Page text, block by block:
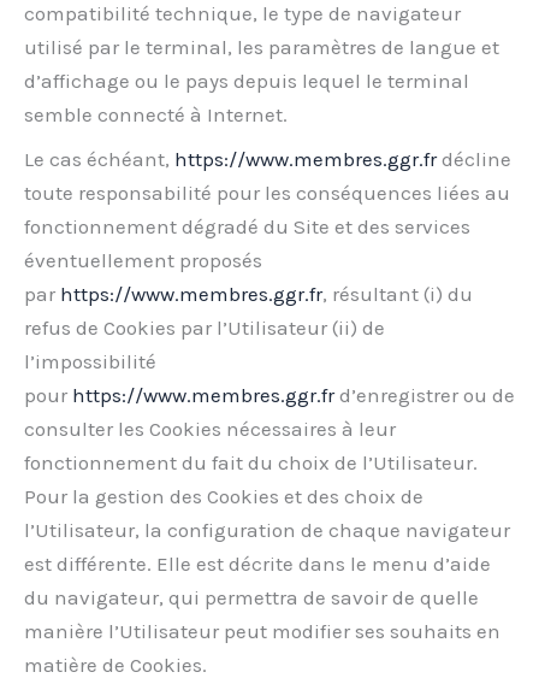
compatibilité technique, le type de navigateur
utilisé par le terminal, les paramètres de langue et
d’affichage ou le pays depuis lequel le terminal
semble connecté à Internet.
Le cas échéant, https://www.membres.ggr.frdécline
toute responsabilité pour les conséquences liées au
fonctionnement dégradé du Site et des services
éventuellement proposés
par https://www.membres.ggr.fr, résultant (i) du
refus de Cookies par l’Utilisateur (ii) de
l’impossibilité
pour https://www.membres.ggr.frd’enregistrer ou de
consulter les Cookies nécessaires à leur
fonctionnement du fait du choix de l’Utilisateur.
Pour la gestion des Cookies et des choix de
l’Utilisateur, la configuration de chaque navigateur
est différente. Elle est décrite dans le menu d’aide
du navigateur, qui permettra de savoir de quelle
manière l’Utilisateur peut modifier ses souhaits en
matière de Cookies.